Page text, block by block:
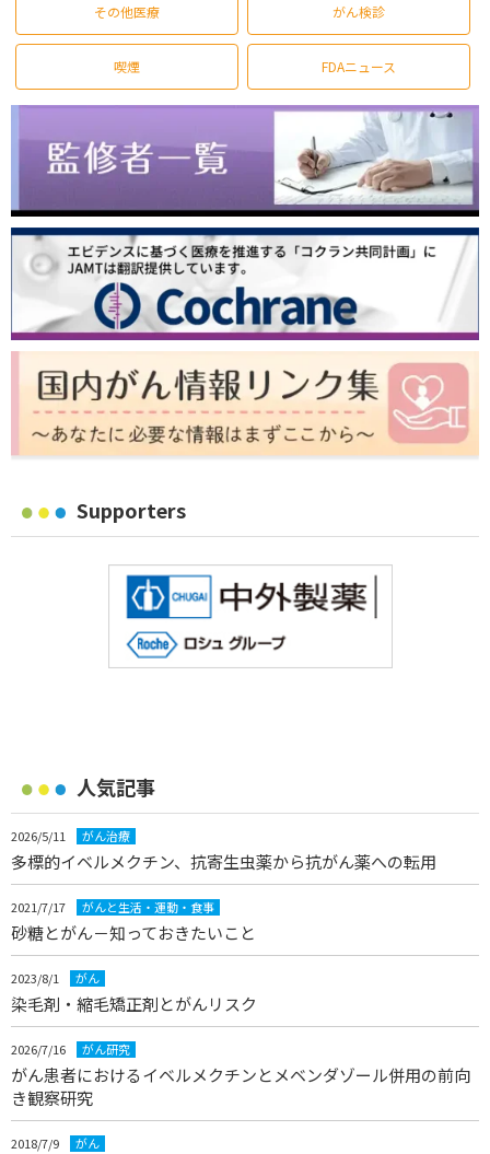
その他医療 がん検診
喫煙 FDAニュース
Supporters
人気記事
2026/5/11 がん治療
多標的イベルメクチン、抗寄生虫薬から抗がん薬への転用
2021/7/17 がんと生活・運動・食事
砂糖とがん－知っておきたいこと
2023/8/1 がん
染毛剤・縮毛矯正剤とがんリスク
2026/7/16 がん研究
がん患者におけるイベルメクチンとメベンダゾール併用の前向
き観察研究
2018/7/9 がん